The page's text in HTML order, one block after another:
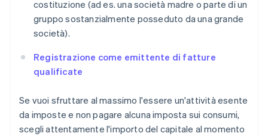
costituzione (ad es. una società madre o parte di un
gruppo sostanzialmente posseduto da una grande
società).
Registrazione come emittente di fatture
qualificate
Se vuoi sfruttare al massimo l'essere un'attività esente
da imposte e non pagare alcuna imposta sui consumi,
scegli attentamente l'importo del capitale al momento